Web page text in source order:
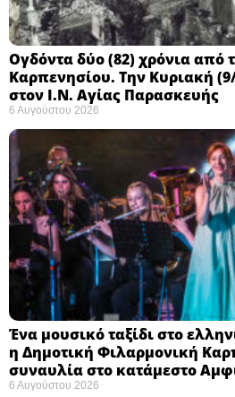
Ογδόντα δύο (82) χρόνια από
Καρπενησίου. Την Κυριακή
στον Ι.Ν. Αγίας Παρασκευής
6 Αυγούστου 2026
Ένα μουσικό ταξίδι στο
η Δημοτική Φιλαρμονική
συναυλία στο κατάμεστο
6 Αυγούστου 2026